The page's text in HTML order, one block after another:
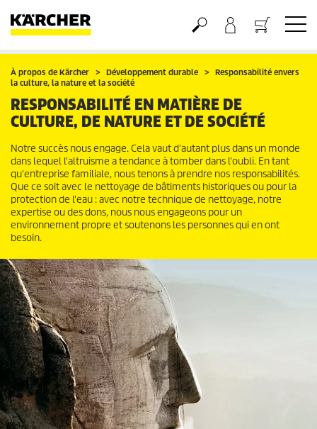
Panier
À propos de Kärcher Développement durable
Responsabilité envers
la culture, la nature et la société
RESPONSABILITÉ EN MATIÈRE DE
CULTURE, DE NATURE ET DE SOCIÉTÉ
Notre succès nous engage. Cela vaut d'autant plus dans un monde
dans lequel l'altruisme a tendance à tomber dans l'oubli. En tant
qu'entreprise familiale, nous tenons à prendre nos responsabilités.
Que ce soit avec le nettoyage de bâtiments historiques ou pour la
protection de l'eau : avec notre technique de nettoyage, notre
expertise ou des dons, nous nous engageons pour un
environnement propre et soutenons les personnes qui en ont
besoin.